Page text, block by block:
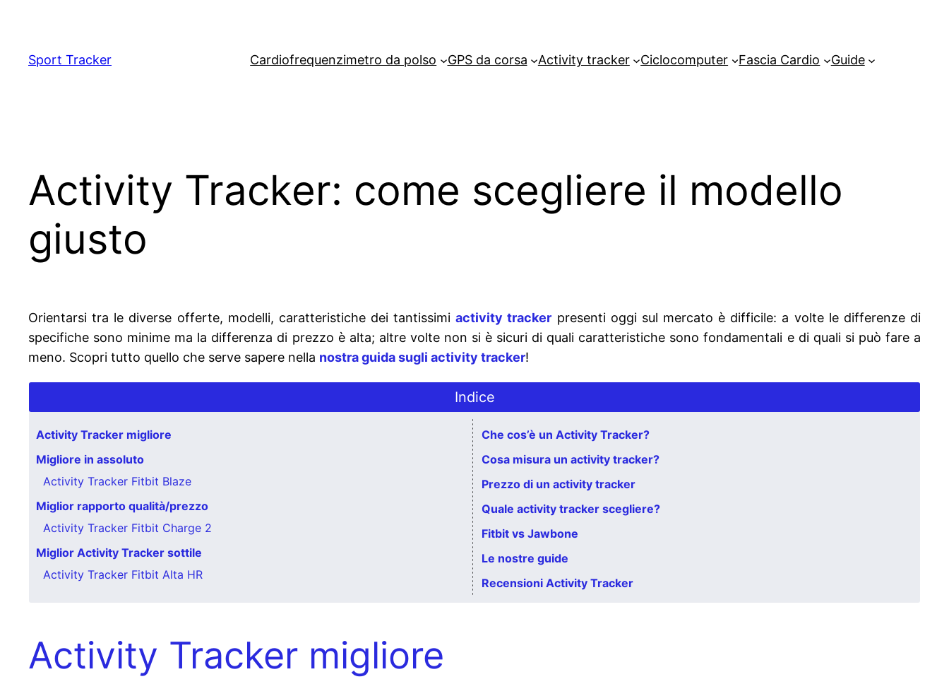
contenuto
Sport Tracker Cardiofrequenzimetro da polso GPS da corsa Activity tracker Ciclocomputer Fascia Cardio Guide
Activity Tracker: come scegliere il modello
giusto
Orientarsi tra le diverse offerte, modelli, caratteristiche dei tantissimiactivity tracker presenti oggi sul mercato è difficile: a volte le differenze di
specifiche sono minime ma la differenza di prezzo è alta; altre volte non si è sicuri di quali caratteristiche sono fondamentali e di quali si può fare a
meno. Scopri tutto quello che serve sapere nella nostra guida sugli activity tracker!
Indice
Activity Tracker migliore
Migliore in assoluto
Activity Tracker Fitbit Blaze
Miglior rapporto qualità/prezzo
Activity Tracker Fitbit Charge 2
Miglior Activity Tracker sottile
Activity Tracker Fitbit Alta HR
Che cos’è un Activity Tracker?
Cosa misura un activity tracker?
Prezzo di un activity tracker
Quale activity tracker scegliere?
Fitbit vs Jawbone
Le nostre guide
Recensioni Activity Tracker
Activity Tracker migliore